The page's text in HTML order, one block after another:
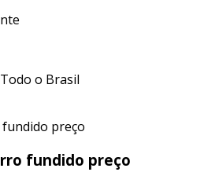
o Brasil
fundido preço